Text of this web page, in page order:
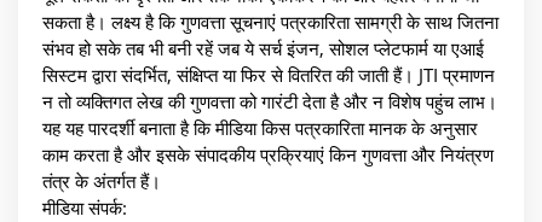
सकता है। लक्ष्य है कि गुणवत्ता सूचनाएं पत्रकारिता सामग्री के साथ जितना
संभव हो सके तब भी बनी रहें जब ये सर्च इंजन, सोशल प्लेटफार्म या एआई
सिस्टम द्वारा संदर्भित, संक्षिप्त या फिर से वितरित की जाती हैं। JTI प्रमाणन
न तो व्यक्तिगत लेख की गुणवत्ता को गारंटी देता है और न विशेष पहुंच लाभ।
यह यह पारदर्शी बनाता है कि मीडिया किस पत्रकारिता मानक के अनुसार
काम करता है और इसके संपादकीय प्रक्रियाएं किन गुणवत्ता और नियंत्रण
तंत्र के अंतर्गत हैं।
मीडिया संपर्क: